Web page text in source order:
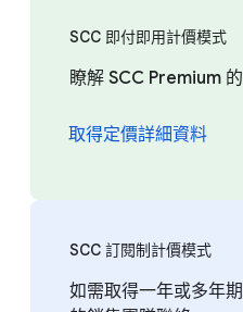
SCC 即付即用計價模式
瞭解 SCC Premium
取得定價詳細資料
SCC 訂閱制計價模式
如需取得一年或多年